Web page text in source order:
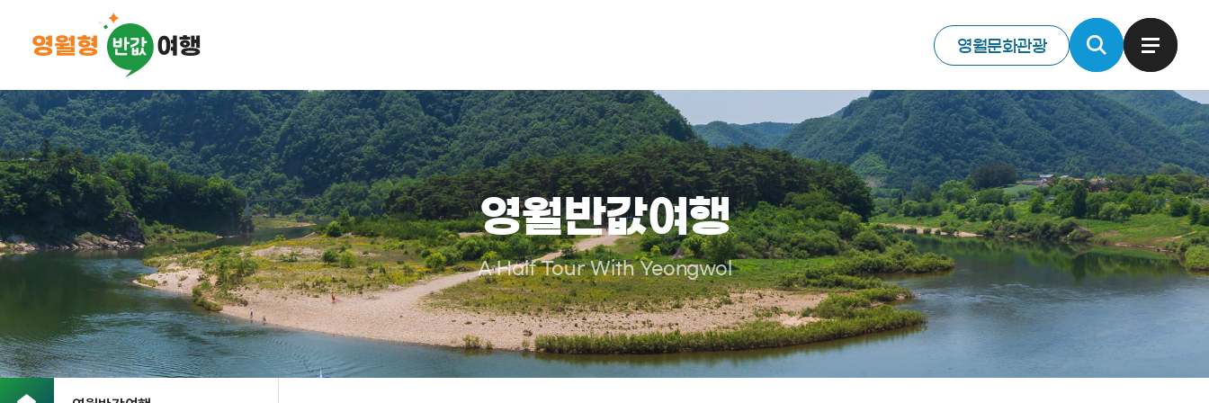
영월문화관광
영월반값여행
A Half Tour With Yeongwol